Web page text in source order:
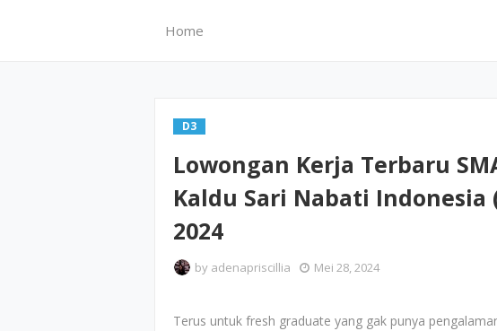
Home
D3
Lowongan Kerja Terbaru
Kaldu Sari Nabati Indonesia
2024
by adenapriscillia Mei 28, 2024
Terus untuk fresh graduate yang gak punya